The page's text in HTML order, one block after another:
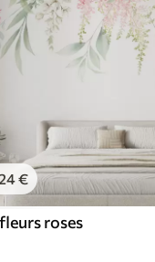
€
roses